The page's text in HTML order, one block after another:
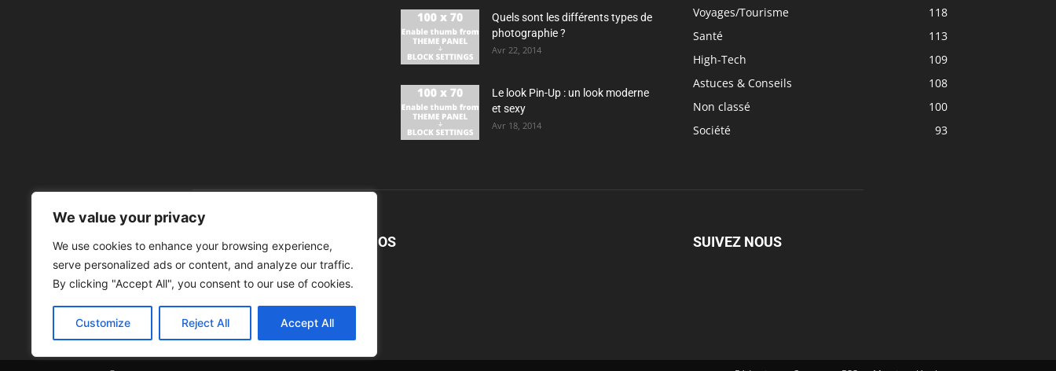
We value your privacy
We use cookies to enhance your browsing experience,
serve personalized ads or content, and analyze our traffic.
By clicking "Accept All", you consent to our use of cookies.
Customize Reject All Accept All
Quels sont les différents types de
photographie ?
Avr 22, 2014
Le look Pin-Up : un look moderne
et sexy
Avr 18, 2014
Voyages/Tourisme
118
Santé
113
High-Tech
109
Astuces & Conseils
108
Non classé
100
Société
93
À PROPOS SUIVEZ NOUS